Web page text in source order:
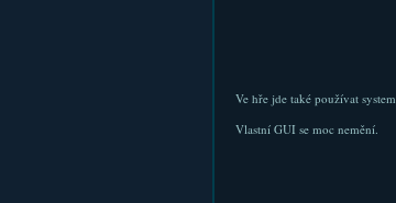
Ve hře jde také používat system
Vlastní GUI se moc nemění.